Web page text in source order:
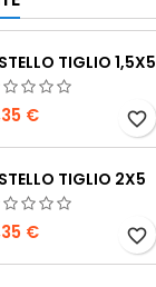
TIGLIO 1,5X5
€ favorite_border
TIGLIO 2X5
€ favorite_border